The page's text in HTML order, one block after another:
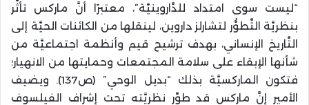
“ليست سوى امتداد للدَّاروينيَّة”، معتبرًا أنَّ ماركس تأثَّر
بنظريَّة التَّطوُّر لتشارلز داروين، لينقلها من الكائنات الحيَّة إلى
التَّاريخ الإنساني، بهدف ترشيح قيم وأنظمة اجتماعيَّة من
شأنها الإبقاء على سلامة المجتمعات وحمايتها من الانهيار؛
فتكون الماركسيَّة بذلك “بديل الوحي” (ص137). ويضيف
الأمير إنَّ ماركس قد طوَّر نظريَّته تحت إشراف الفيلسوف